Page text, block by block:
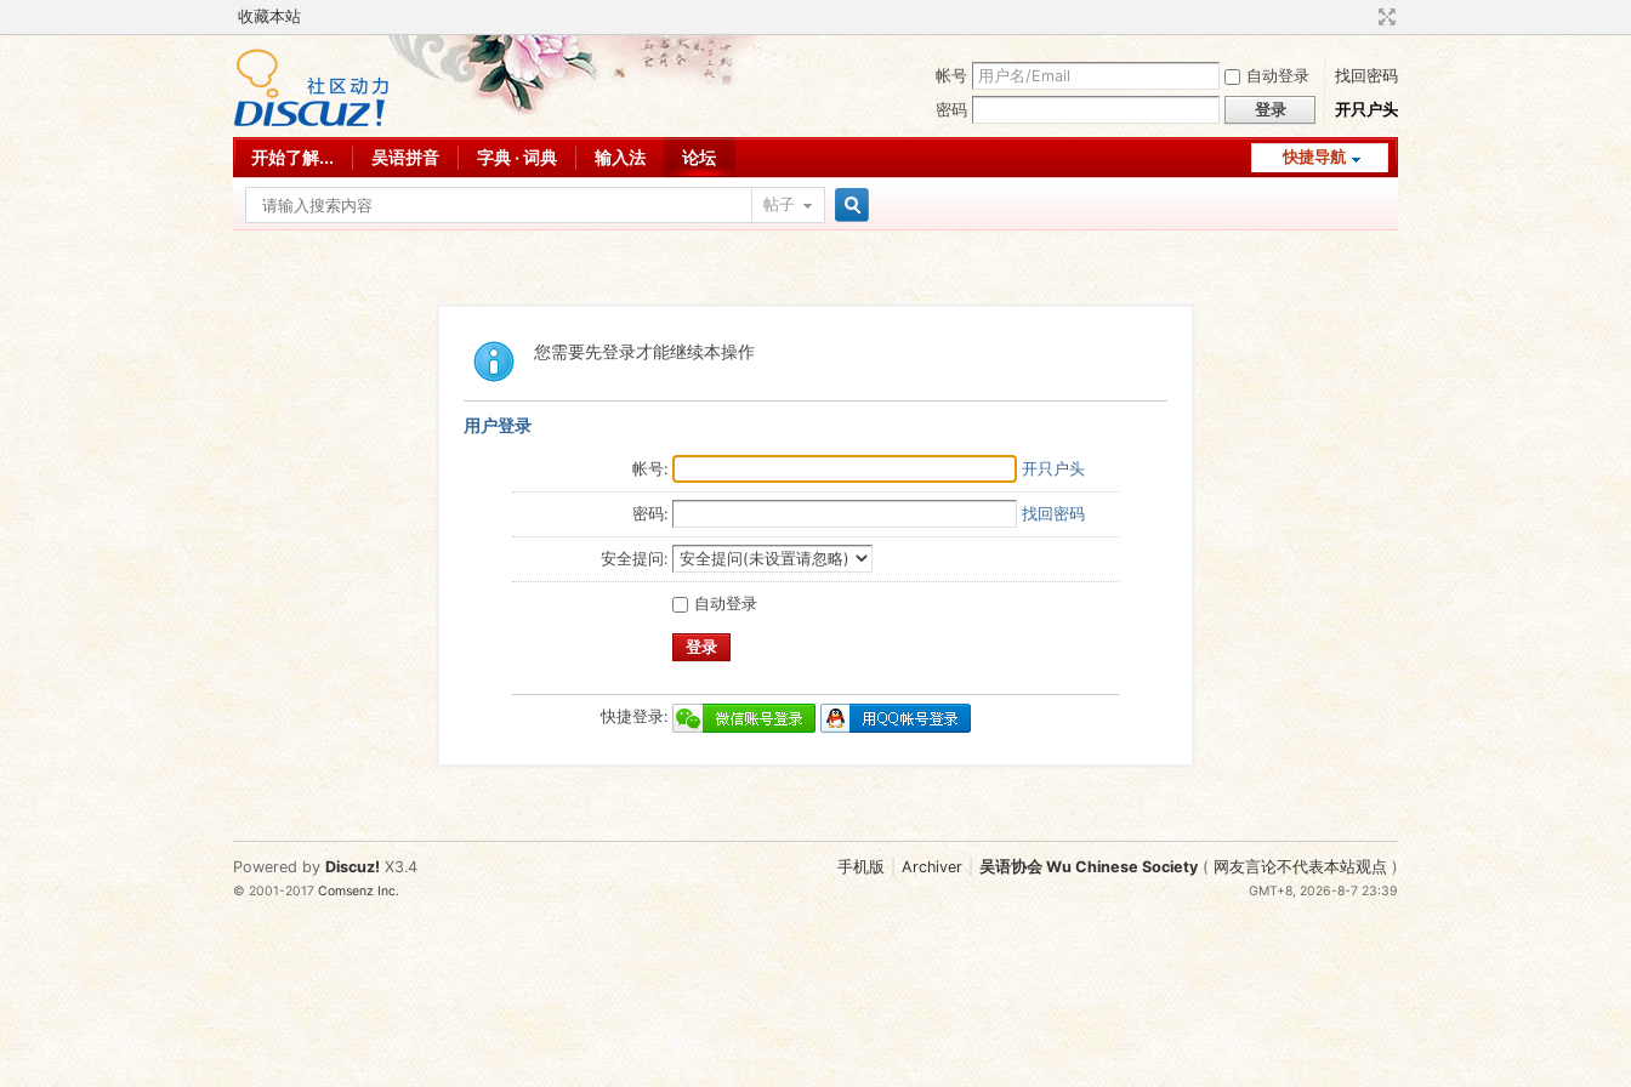
收藏本站
帐号 自动登录
找回密码
密码
登录 开只户头
快捷导航
开始了解... 吴语拼音 字典 · 词典 输入法 论坛
帖子
您需要先登录才能继续本操作
用户登录
帐号: 开只户头
密码: 找回密码
安全提问:
自动登录
登录
快捷登录:
手机版 Archiver 吴语协会 Wu Chinese Society ( 网友言论不代表本站观点 )
GMT+8, 2026-8-7 23:39
Powered by Discuz! X3.4
© 2001-2017Comsenz Inc.